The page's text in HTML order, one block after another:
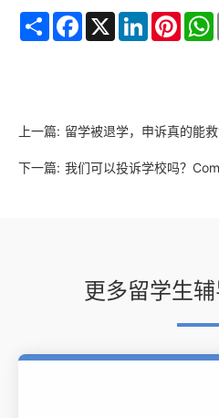
Share Facebook
X LinkedIn
上一篇: 留学被退学，申诉真的能救
下一篇: 我们可以投诉学校吗？
更多留学生